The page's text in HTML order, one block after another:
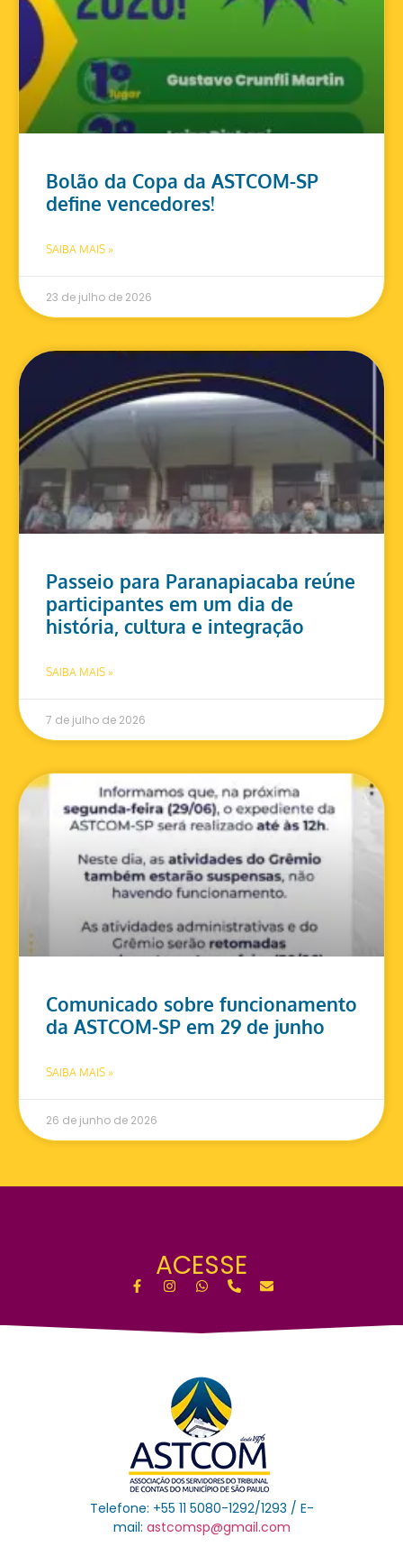
Bolão da Copa da ASTCOM-SP
define vencedores!
SAIBA MAIS »
23 de julho de 2026
Passeio para Paranapiacaba reúne
participantes em um dia de
história, cultura e integração
SAIBA MAIS »
7 de julho de 2026
Comunicado sobre funcionamento
da ASTCOM-SP em 29 de junho
SAIBA MAIS »
26 de junho de 2026
ACESSE
Telefone: +55 11 5080-1292/1293 / E-
mail: astcomsp@gmail.com